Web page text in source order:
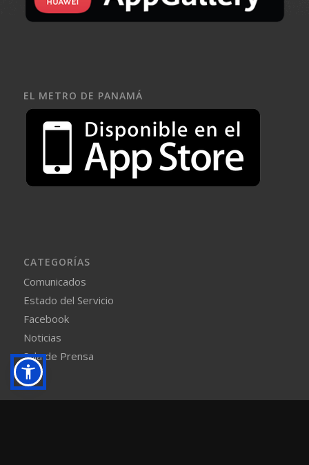
EL METRO DE PANAMÁ
CATEGORÍAS
Comunicados
Estado del Servicio
Facebook
Noticias
Sala de Prensa